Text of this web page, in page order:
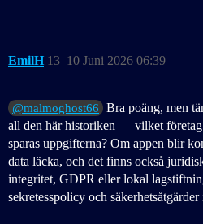
EmilH 10 Juni 2026 06:39
13
@malmoghost66
Bra poäng, men
all den här historiken — vilket
sparas uppgifterna? Om appen blir
data läcka, och det finns också
integritet, GDPR eller lokal
sekretesspolicy och